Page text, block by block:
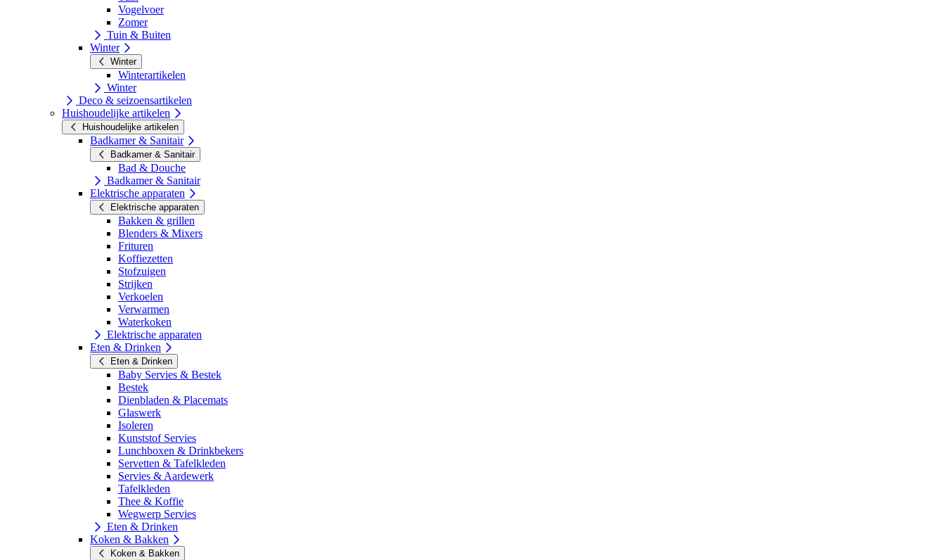
Vogelvoer
Zomer
Tuin & Buiten
Winter
Winter
Winterartikelen
Winter
Deco & seizoensartikelen
Huishoudelijke artikelen
Huishoudelijke artikelen
Badkamer & Sanitair
Badkamer & Sanitair
Bad & Douche
Badkamer & Sanitair
Elektrische apparaten
Elektrische apparaten
Bakken & grillen
Blenders & Mixers
Frituren
Koffiezetten
Stofzuigen
Strijken
Verkoelen
Verwarmen
Waterkoken
Elektrische apparaten
Eten & Drinken
Eten & Drinken
Baby Servies & Bestek
Bestek
Dienbladen & Placemats
Glaswerk
Isoleren
Kunststof Servies
Lunchboxen & Drinkbekers
Servetten & Tafelkleden
Servies & Aardewerk
Tafelkleden
Thee & Koffie
Wegwerp Servies
Eten & Drinken
Koken & Bakken
Koken & Bakken